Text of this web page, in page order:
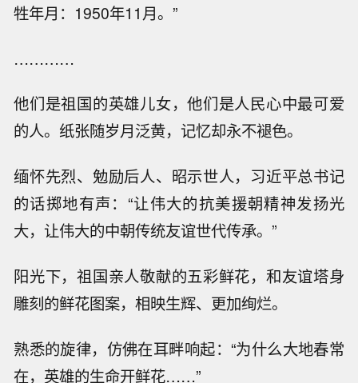
牲年月：1950年11月。”
…………
他们是祖国的英雄儿女，他们是人民心中最可爱
的人。纸张随岁月泛黄，记忆却永不褪色。
缅怀先烈、勉励后人、昭示世人，习近平总书记
的话掷地有声：“让伟大的抗美援朝精神发扬光
大，让伟大的中朝传统友谊世代传承。”
阳光下，祖国亲人敬献的五彩鲜花，和友谊塔身
雕刻的鲜花图案，相映生辉、更加绚烂。
熟悉的旋律，仿佛在耳畔响起：“为什么大地春常
在，英雄的生命开鲜花……”